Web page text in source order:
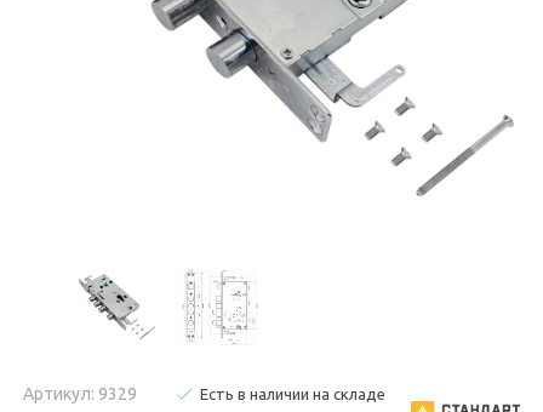
Артикул: 9329 Есть в наличии на складе